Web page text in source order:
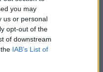
you may
us or personal
opt-out of the
of downstream
IAB’s List of